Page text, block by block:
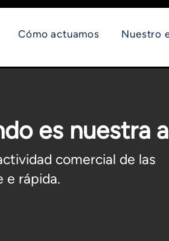
Cómo actuamos Nuestro
es nuestra
comercial de las
e rápida.